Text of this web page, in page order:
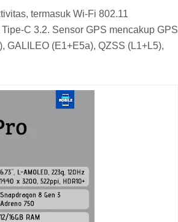
termasuk Wi-Fi 802.11
C 3.2. Sensor GPS mencakup GPS
GALILEO (E1+E5a), QZSS (L1+L5),